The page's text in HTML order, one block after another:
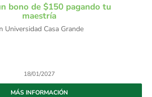
bono de $150 pagando tu
maestría
Universidad Casa Grande
18/01/2027
MÁS INFORMACIÓN